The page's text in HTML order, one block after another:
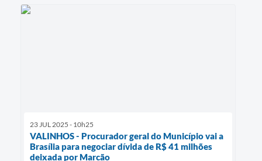
23 JUL 2025 - 10h25
VALINHOS - Procurador geral do Município vai a
Brasília para negociar dívida de R$ 41 milhões
deixada por Marcão